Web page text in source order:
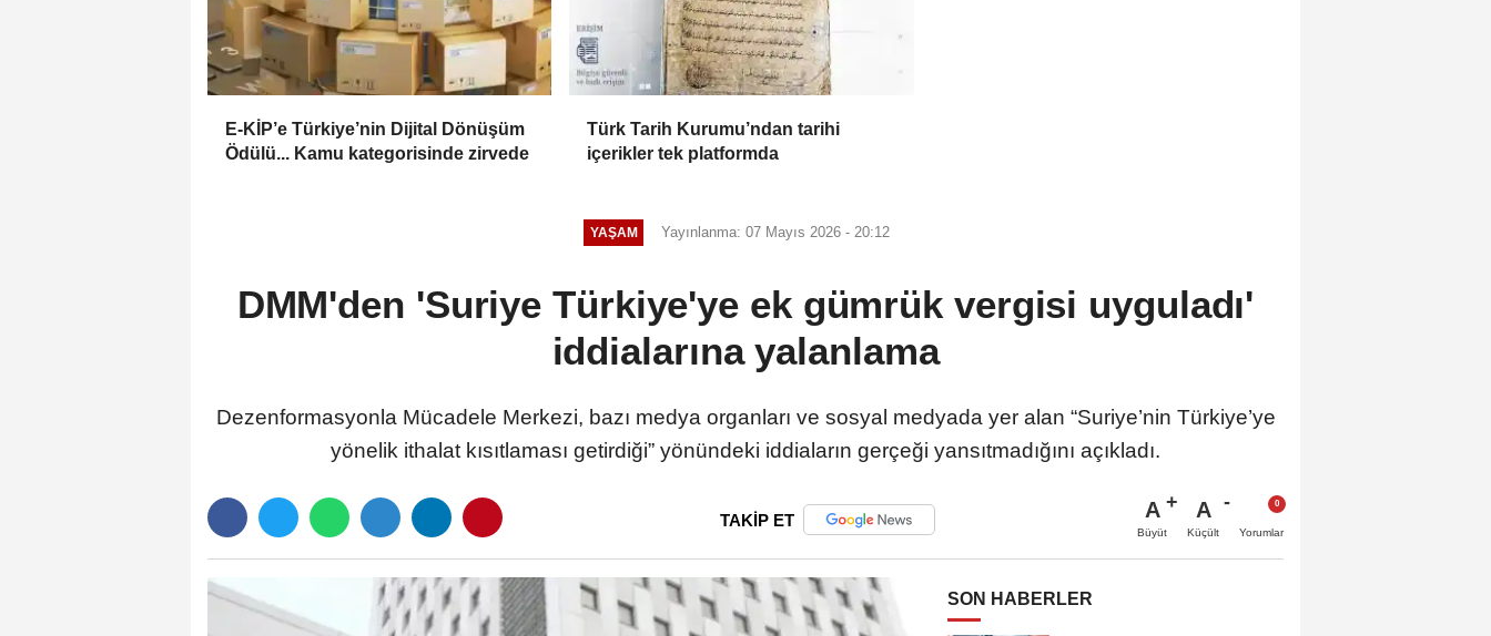
E-KİP’e Türkiye’nin Dijital Dönüşüm
Ödülü... Kamu kategorisinde zirvede
Türk Tarih Kurumu’ndan tarihi
içerikler tek platformda
YAŞAM Yayınlanma: 07 Mayıs 2026 - 20:12
DMM'den 'Suriye Türkiye'ye ek gümrük vergisi uyguladı'
iddialarına yalanlama
Dezenformasyonla Mücadele Merkezi, bazı medya organları ve sosyal medyada yer alan “Suriye’nin Türkiye’ye
yönelik ithalat kısıtlaması getirdiği” yönündeki iddiaların gerçeği yansıtmadığını açıkladı.
TAKİP ET A
Büyüt
A
Küçült Yorumlar
SON HABERLER